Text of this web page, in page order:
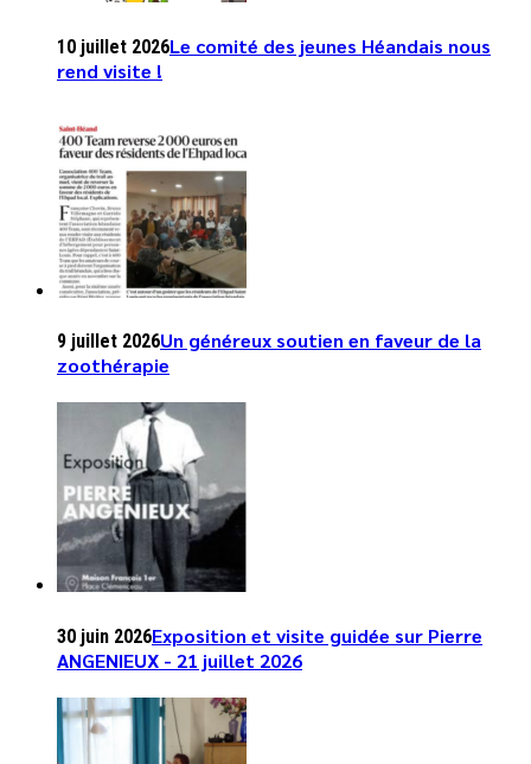
10 juillet 2026Le comité des jeunes Héandais nous
rend visite !
9 juillet 2026Un généreux soutien en faveur de la
zoothérapie
30 juin 2026Exposition et visite guidée sur Pierre
ANGENIEUX - 21 juillet 2026